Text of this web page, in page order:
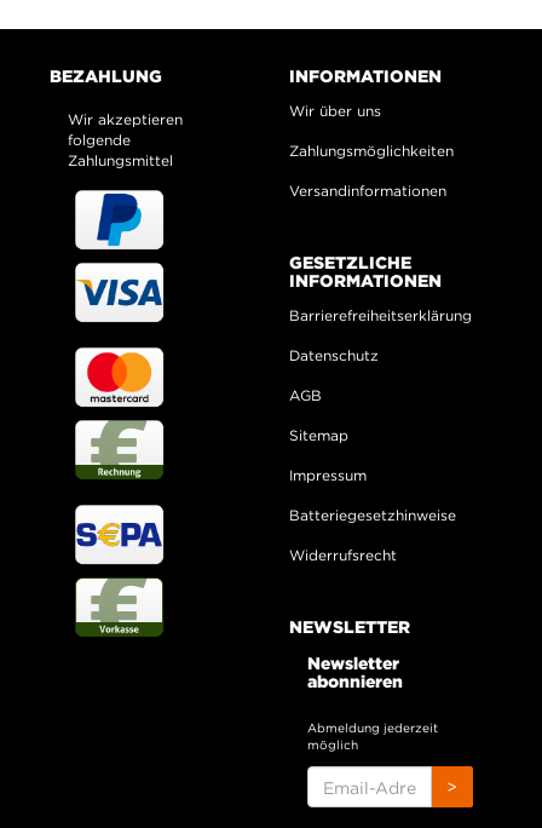
BEZAHLUNG
Wir akzeptieren
folgende
Zahlungsmittel
INFORMATIONEN
Wir über uns
Zahlungsmöglichkeiten
Versandinformationen
GESETZLICHE
INFORMATIONEN
Barrierefreiheitserklärung
Datenschutz
AGB
Sitemap
Impressum
Batteriegesetzhinweise
Widerrufsrecht
NEWSLETTER
Newsletter
abonnieren
Abmeldung jederzeit
möglich
ADRESSE
>